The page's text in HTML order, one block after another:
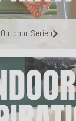
Outdoor Serien